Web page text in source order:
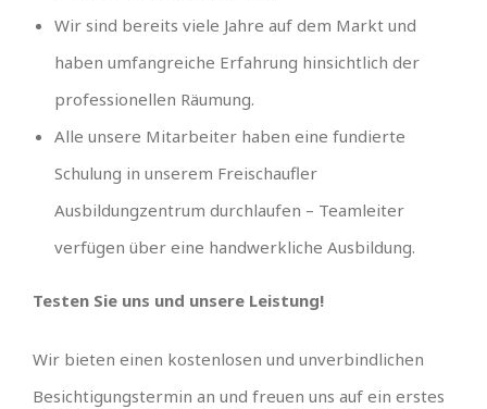
Wir sind bereits viele Jahre auf dem Markt und
haben umfangreiche Erfahrung hinsichtlich der
professionellen Räumung.
Alle unsere Mitarbeiter haben eine fundierte
Schulung in unserem Freischaufler
Ausbildungzentrum durchlaufen – Teamleiter
verfügen über eine handwerkliche Ausbildung.
Testen Sie uns und unsere Leistung!
Wir bieten einen kostenlosen und unverbindlichen
Besichtigungstermin an und freuen uns auf ein erstes